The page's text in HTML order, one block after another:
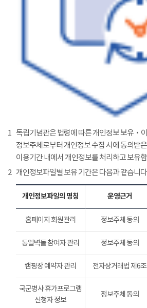
1 독립기념관은 법령에 따른 개인정보 보유‧
정보주체로부터 개인정보 수집 시에 동의받
이용기간 내에서 개인정보를 처리하고 보유
2 개인정보파일별 보유 기간은 다음과 같습니
개인정보파일의 명칭 운영근거
홈페이지 회원관리 정보주체 동의
통일벽돌 참여자 관리 정보주체 동의
캠핑장 예약자 관리 전자상거래법 제6조
국군병사 휴가프로그램
신청자 정보
정보주체 동의